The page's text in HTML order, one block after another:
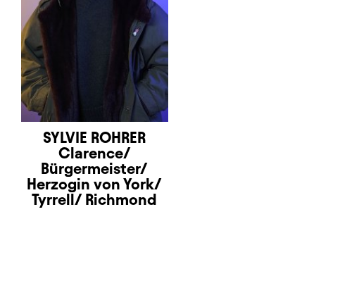
SYLVIE ROHRER
Clarence/
Bürgermeister/
Herzogin von York/
Tyrrell/ Richmond